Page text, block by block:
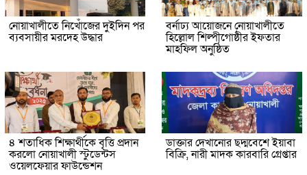
নোয়াখালীতে নিখোঁজের দুইদিন পর
ব্যবসায়ীর মরদেহ উদ্ধার
বর্নাঢ্য আয়োজনে নোয়াখালীতে
হিল্লোল শিল্পীগোষ্ঠীর ইফতার
মাহফিল অনুষ্ঠিত
৪ শতাধিক শিক্ষার্থীকে বৃত্তি প্রদান
করলো নোয়াখালী স্টুডেন্টস
ওয়েলফেয়ার ফাউন্ডেশন
ডাক্তার দেখানোর ছদ্মবেশে ইয়াবা
বিক্রি, নারী মাদক কারবারি গ্রেপ্তার